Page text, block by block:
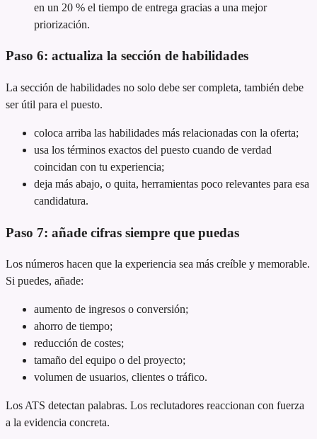
en un 20 % el tiempo de entrega gracias a una mejor
priorización.
Paso 6: actualiza la sección de habilidades
La sección de habilidades no solo debe ser completa, también debe
ser útil para el puesto.
coloca arriba las habilidades más relacionadas con la oferta;
usa los términos exactos del puesto cuando de verdad
coincidan con tu experiencia;
deja más abajo, o quita, herramientas poco relevantes para esa
candidatura.
Paso 7: añade cifras siempre que puedas
Los números hacen que la experiencia sea más creíble y memorable.
Si puedes, añade:
aumento de ingresos o conversión;
ahorro de tiempo;
reducción de costes;
tamaño del equipo o del proyecto;
volumen de usuarios, clientes o tráfico.
Los ATS detectan palabras. Los reclutadores reaccionan con fuerza
a la evidencia concreta.